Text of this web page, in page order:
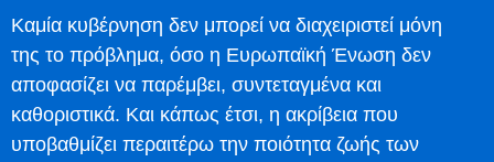
Καμία κυβέρνηση δεν μπορεί να διαχειριστεί μόνη
της το πρόβλημα, όσο η Ευρωπαϊκή Ένωση δεν
αποφασίζει να παρέμβει, συντεταγμένα και
καθοριστικά. Και κάπως έτσι, η ακρίβεια που
υποβαθμίζει περαιτέρω την ποιότητα ζωής των